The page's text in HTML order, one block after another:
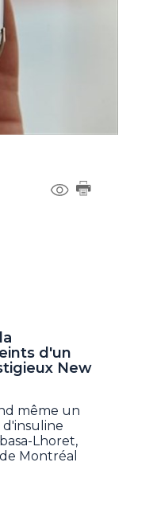
d'un
New
même un
Lhoret,
Montréal